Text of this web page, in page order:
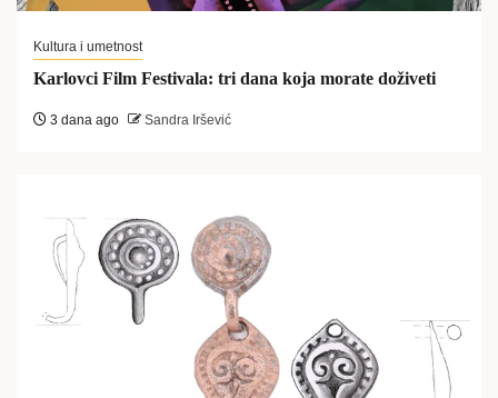
Kultura i umetnost
Karlovci Film Festivala: tri dana koja morate doživeti
3 dana ago Sandra Iršević